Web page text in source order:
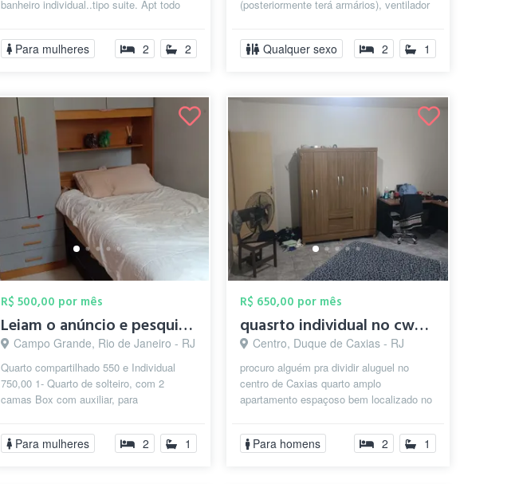
banheiro individual..tipo suite. Apt todo
Para mulheres 2 2
(posteriormente terá armários), ventilador
Qualquer sexo 2 1
R$ 500,00 por mês
Leiam o anúncio e pesquisem o bairro no ...
Campo Grande, Rio de Janeiro - RJ
Quarto compartilhado 550 e Individual
750,00 1- Quarto de solteiro, com 2
camas Box com auxiliar, para
valo...
Para mulheres 2 1
R$ 650,00 por mês
quasrto individual no cwntro de caxias
Centro, Duque de Caxias - RJ
procuro alguém pra dividir aluguel no
centro de Caxias quarto amplo
apartamento espaçoso bem localizado no
a...
Para homens 2 1